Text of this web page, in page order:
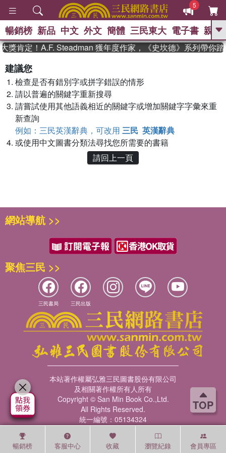
TOP
5
GO
推薦 、 國際布克獎 臺灣漫遊錄
念華
孩：黎曼猜想 、 偉大的迷走神經
暢銷榜 新品 中文 外文 簡體 三民東大 電子書 親子
獎肯定！A.F. Steadman 獲年度作家，《史坎德》系列帶你踏
建議您
檢查是否有錯別字或拼字錯誤的情形
請以普遍的關鍵字重新搜尋
請嘗試使用其他語義相近的關鍵字或增加關鍵字字彙來重
新查詢
例如：三民英漢辭典，可改用 三民 英漢辭典
或使用中文圖書分類法尋找您所需要的書籍
請回上一頁
暢銷榜 客服中心 收藏 瀏覽紀錄 會員專區
網站導航 >>
聚焦三民 >>
三民書局 三民出版
本站著作權屬弘雅三民圖書股份有限公司
及相關著作權所有人所有
Copyright © San Min Book Co.,Ltd.
All Rights Reserved.
統一編號：05134324